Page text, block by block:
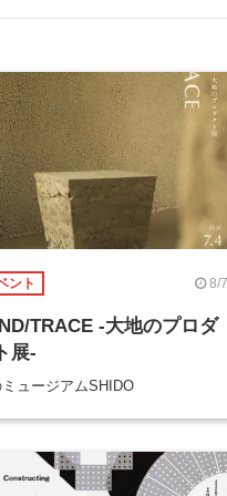
ント 8/7
TRACE -大地のプロダ
展-
ュージアムSHIDO